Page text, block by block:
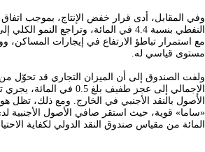
وفي المقابل، أدى قرار خفض الإنتاج، بموجب
مع استمرار تباطؤ الارتفاع في إيجارات
مستوى قياسي له.
الإجمالي إلى عجز طفيف
الأصول بالنقد الأجنبي في الخارج. ومع ذلك، تظل
المائة من مقياس صندوق النقد الدولي لكفاية